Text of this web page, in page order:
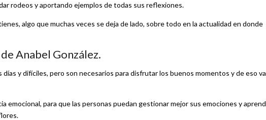
rodeos y aportando ejemplos de todas sus reflexiones.
algo que muchas veces se deja de lado, sobre todo en la actualidad en donde
Anabel González.
y difíciles, pero son necesarios para disfrutar los buenos momentos y de eso va
emocional, para que las personas puedan gestionar mejor sus emociones y